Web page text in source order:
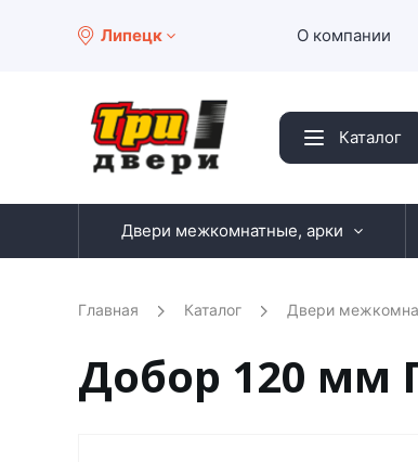
Липецк О компании
Каталог
Двери межкомнатные, арки
Главная Каталог Двери
Добор 120 мм